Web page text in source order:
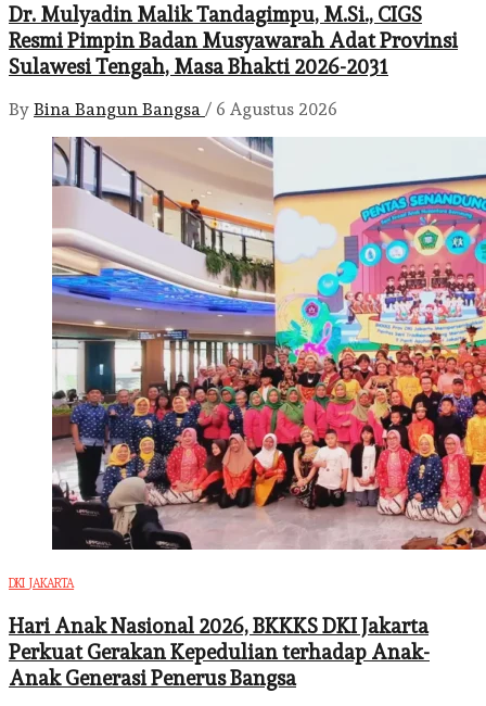
Dr. Mulyadin Malik Tandagimpu, M.Si., CIGS
Resmi Pimpin Badan Musyawarah Adat Provinsi
Sulawesi Tengah, Masa Bhakti 2026-2031
By Bina Bangun Bangsa / 6 Agustus 2026
DKI JAKARTA
Hari Anak Nasional 2026, BKKKS DKI Jakarta
Perkuat Gerakan Kepedulian terhadap Anak-
Anak Generasi Penerus Bangsa